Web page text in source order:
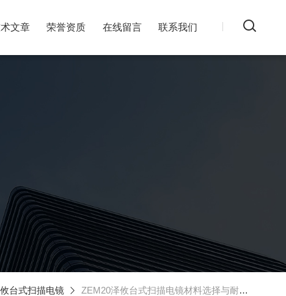
文章 荣誉资质 在线留言 联系我们
台式扫描电镜 ZEM20泽攸台式扫描电镜材料选择与耐用性设计